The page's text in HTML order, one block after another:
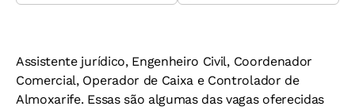
Assistente jurídico, Engenheiro Civil, Coordenador
Comercial, Operador de Caixa e Controlador de
Almoxarife. Essas são algumas das vagas oferecidas